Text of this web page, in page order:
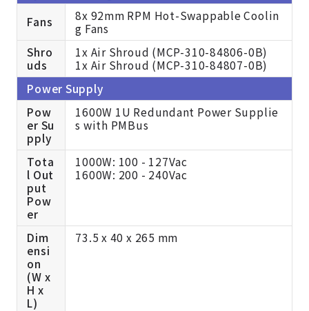
Fans
8x 92mm RPM Hot-Swappable Coolin
g Fans
Shro
uds
1x Air Shroud (MCP-310-84806-0B)
1x Air Shroud (MCP-310-84807-0B)
Power Supply
Pow
er Su
pply
1600W 1U Redundant Power Supplie
s with PMBus
Tota
l Out
put
Pow
er
1000W: 100 - 127Vac
1600W: 200 - 240Vac
Dim
ensi
on
(W x
H x
L)
73.5 x 40 x 265 mm